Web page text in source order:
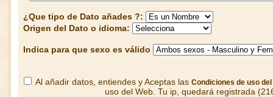
¿Que tipo de Dato añades ?:
Origen del Dato o idioma:
Indica para que sexo es válido
Al añadir datos, entiendes y Aceptas las Condiciones de uso del
uso del Web. Tu ip, quedará registrada